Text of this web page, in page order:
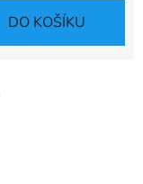
DO KOŠÍKU